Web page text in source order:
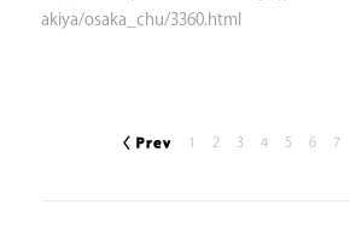
akiya/osaka_chu/3360.html
1 2 3 4 5 6 7